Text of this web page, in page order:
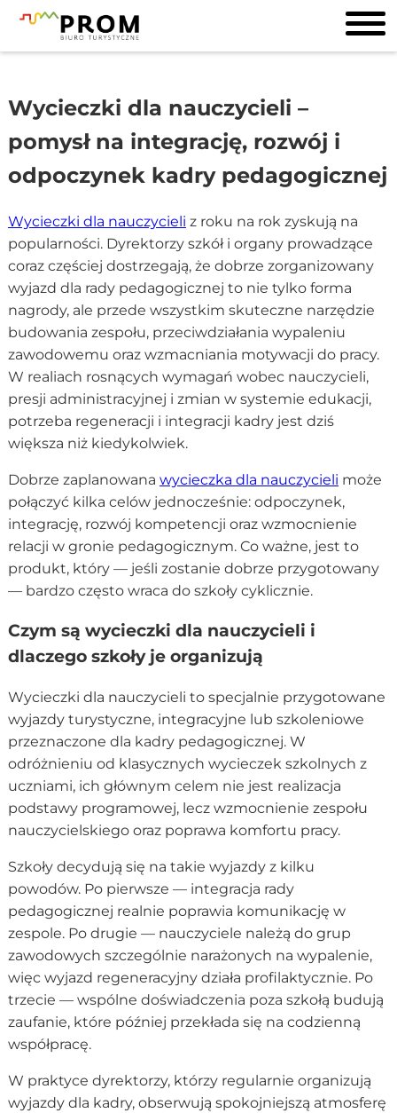
Wycieczki dla nauczycieli –
pomysł na integrację, rozwój i
odpoczynek kadry pedagogicznej
Wycieczki dla nauczycieli z roku na rok zyskują na
popularności. Dyrektorzy szkół i organy prowadzące
coraz częściej dostrzegają, że dobrze zorganizowany
wyjazd dla rady pedagogicznej to nie tylko forma
nagrody, ale przede wszystkim skuteczne narzędzie
budowania zespołu, przeciwdziałania wypaleniu
zawodowemu oraz wzmacniania motywacji do pracy.
W realiach rosnących wymagań wobec nauczycieli,
presji administracyjnej i zmian w systemie edukacji,
potrzeba regeneracji i integracji kadry jest dziś
większa niż kiedykolwiek.
Dobrze zaplanowana wycieczka dla nauczycieli może
połączyć kilka celów jednocześnie: odpoczynek,
integrację, rozwój kompetencji oraz wzmocnienie
relacji w gronie pedagogicznym. Co ważne, jest to
produkt, który — jeśli zostanie dobrze przygotowany
— bardzo często wraca do szkoły cyklicznie.
Czym są wycieczki dla nauczycieli i
dlaczego szkoły je organizują
Wycieczki dla nauczycieli to specjalnie przygotowane
wyjazdy turystyczne, integracyjne lub szkoleniowe
przeznaczone dla kadry pedagogicznej. W
odróżnieniu od klasycznych wycieczek szkolnych z
uczniami, ich głównym celem nie jest realizacja
podstawy programowej, lecz wzmocnienie zespołu
nauczycielskiego oraz poprawa komfortu pracy.
Szkoły decydują się na takie wyjazdy z kilku
powodów. Po pierwsze — integracja rady
pedagogicznej realnie poprawia komunikację w
zespole. Po drugie — nauczyciele należą do grup
zawodowych szczególnie narażonych na wypalenie,
więc wyjazd regeneracyjny działa profilaktycznie. Po
trzecie — wspólne doświadczenia poza szkołą budują
zaufanie, które później przekłada się na codzienną
współpracę.
W praktyce dyrektorzy, którzy regularnie organizują
wyjazdy dla kadry, obserwują spokojniejszą atmosferę